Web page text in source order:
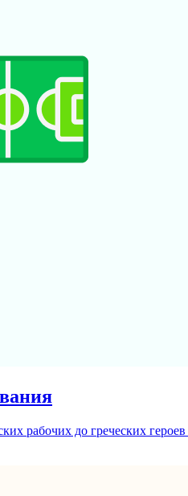
рабочих до греческих